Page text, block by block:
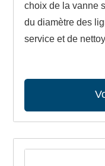
choix de la vanne
du diamètre des
service et de